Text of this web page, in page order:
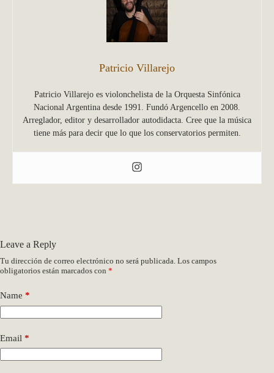
Patricio Villarejo
Patricio Villarejo es violonchelista de la Orquesta Sinfónica
Nacional Argentina desde 1991. Fundó Argencello en 2008.
Arreglador, editor y desarrollador autodidacta. Cree que la música
tiene más para decir que lo que los conservatorios permiten.
Leave a Reply
Tu dirección de correo electrónico no será publicada. Los campos
obligatorios están marcados con *
Name *
Email *